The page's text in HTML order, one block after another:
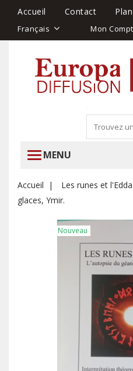
Accueil Contact
Français Mon
MENU
Accueil
Les runes et
glaces, Ymir.
Nouveau